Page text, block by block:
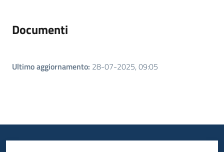
Documenti
Ultimo aggiornamento: 28-07-2025, 09:05